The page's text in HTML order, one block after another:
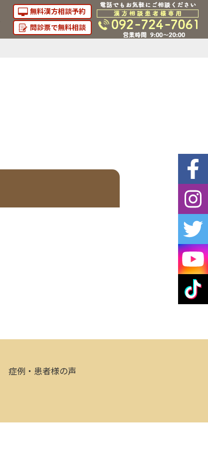
無料漢方相談予約
問診票で無料相談
症例・患者様の声